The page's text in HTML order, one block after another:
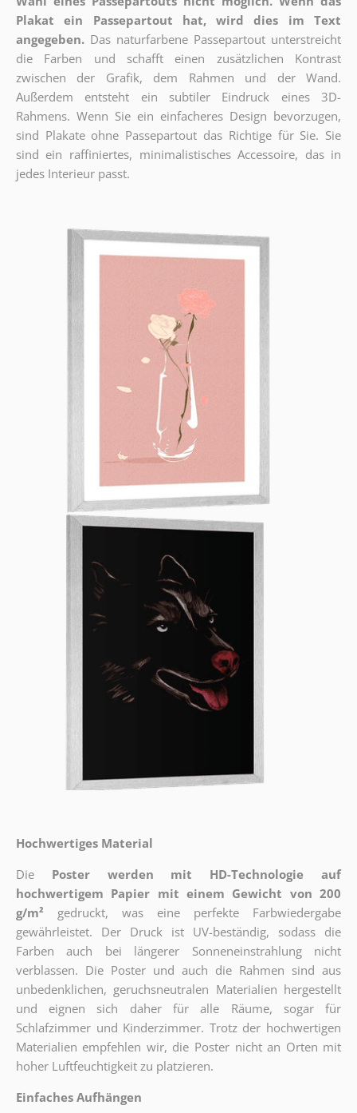
Plakat ein Passepartout hat, wird dies im Text
angegeben. Das naturfarbene Passepartout unterstreicht
die Farben und schafft einen zusätzlichen Kontrast
zwischen der Grafik, dem Rahmen und der Wand.
Außerdem entsteht ein subtiler Eindruck eines 3D-
Rahmens. Wenn Sie ein einfacheres Design bevorzugen,
sind Plakate ohne Passepartout das Richtige für Sie. Sie
sind ein raffiniertes, minimalistisches Accessoire, das in
jedes Interieur passt.
Hochwertiges Material
Die
Poster werden mit HD-Technologie auf
hochwertigem Papier mit einem Gewicht von 200
g/m²
gedruckt, was eine perfekte Farbwiedergabe
gewährleistet. Der Druck ist UV-beständig, sodass die
Farben auch bei längerer Sonneneinstrahlung nicht
verblassen. Die Poster und auch die Rahmen sind aus
unbedenklichen, geruchsneutralen Materialien hergestellt
und eignen sich daher für alle Räume, sogar für
Schlafzimmer und Kinderzimmer. Trotz der hochwertigen
Materialien empfehlen wir, die Poster nicht an Orten mit
hoher Luftfeuchtigkeit zu platzieren.
Einfaches Aufhängen